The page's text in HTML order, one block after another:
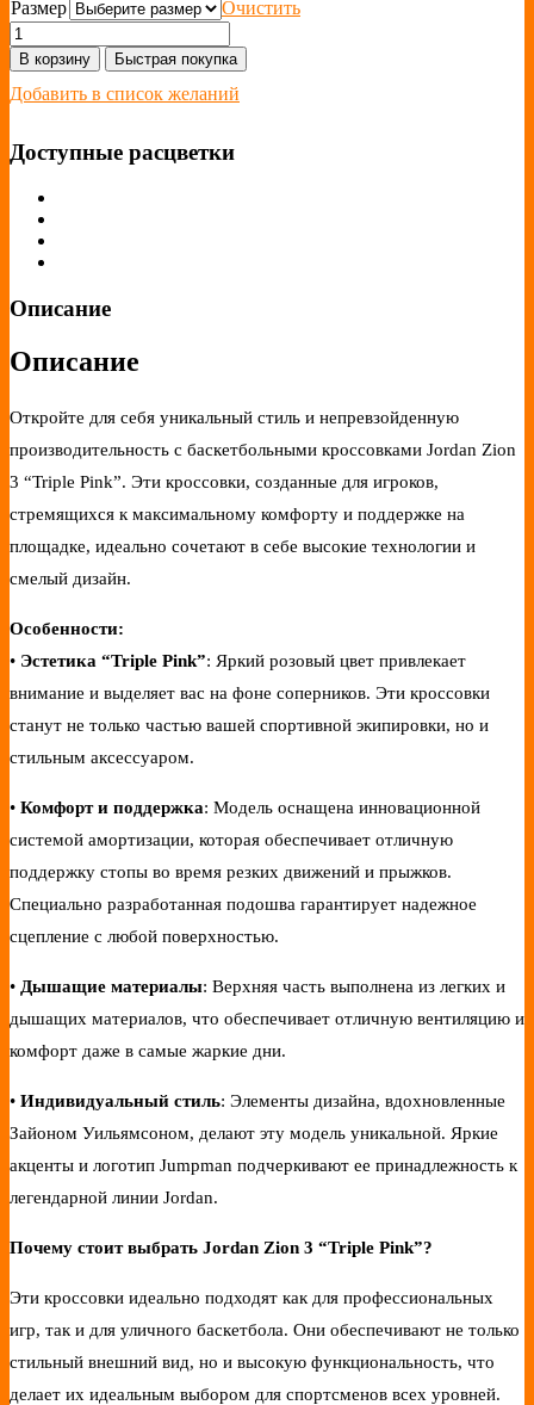
Размер
Очистить
В корзину Быстрая покупка
Добавить в список желаний
Доступные расцветки
Описание
Описание
Откройте для себя уникальный стиль и непревзойденную
производительность с баскетбольными кроссовками Jordan Zion
3 “Triple Pink”. Эти кроссовки, созданные для игроков,
стремящихся к максимальному комфорту и поддержке на
площадке, идеально сочетают в себе высокие технологии и
смелый дизайн.
Особенности:
• Эстетика “Triple Pink”: Яркий розовый цвет привлекает
внимание и выделяет вас на фоне соперников. Эти кроссовки
станут не только частью вашей спортивной экипировки, но и
стильным аксессуаром.
• Комфорт и поддержка: Модель оснащена инновационной
системой амортизации, которая обеспечивает отличную
поддержку стопы во время резких движений и прыжков.
Специально разработанная подошва гарантирует надежное
сцепление с любой поверхностью.
• Дышащие материалы: Верхняя часть выполнена из легких и
дышащих материалов, что обеспечивает отличную вентиляцию и
комфорт даже в самые жаркие дни.
• Индивидуальный стиль: Элементы дизайна, вдохновленные
Зайоном Уильямсоном, делают эту модель уникальной. Яркие
акценты и логотип Jumpman подчеркивают ее принадлежность к
легендарной линии Jordan.
Почему стоит выбрать Jordan Zion 3 “Triple Pink”?
Эти кроссовки идеально подходят как для профессиональных
игр, так и для уличного баскетбола. Они обеспечивают не только
стильный внешний вид, но и высокую функциональность, что
делает их идеальным выбором для спортсменов всех уровней.